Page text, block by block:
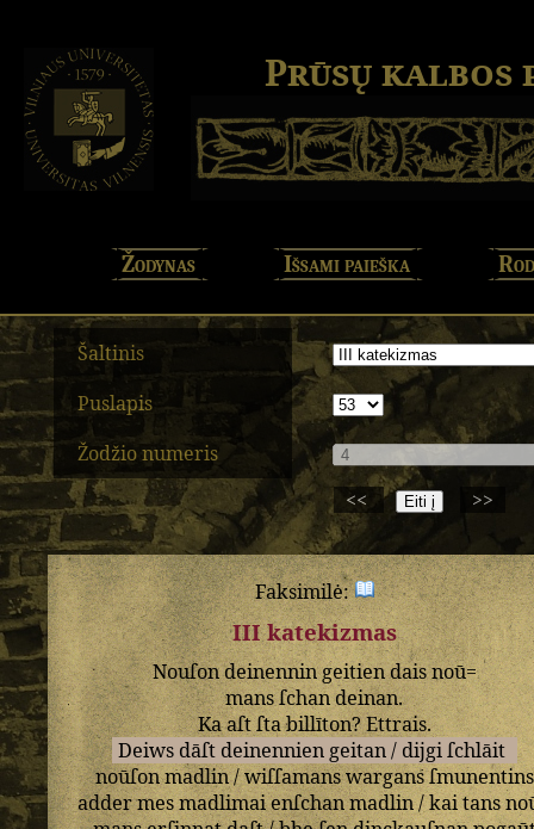
Prūsų kalbos
Žodynas Išsami paieška
Šaltinis
Puslapis
Žodžio numeris
<<
>>
Faksimilė:
III katekizmas
Nouſondeinenningeitiendaisnoū=
mansſchandeinan.
Kaaſtſtabillīton?Ettrais.
Deiws dāſt deinennien geitan/ dijgiſchlāit
noūſonmadlin/wiſſamanswargansſmunentins
addermes madlimaienſchan madlin/kaitans